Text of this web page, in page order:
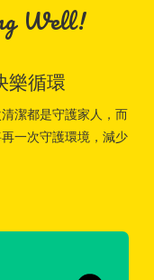
Well!
樂循環
潔都是守護家人，而
一次守護環境，減少